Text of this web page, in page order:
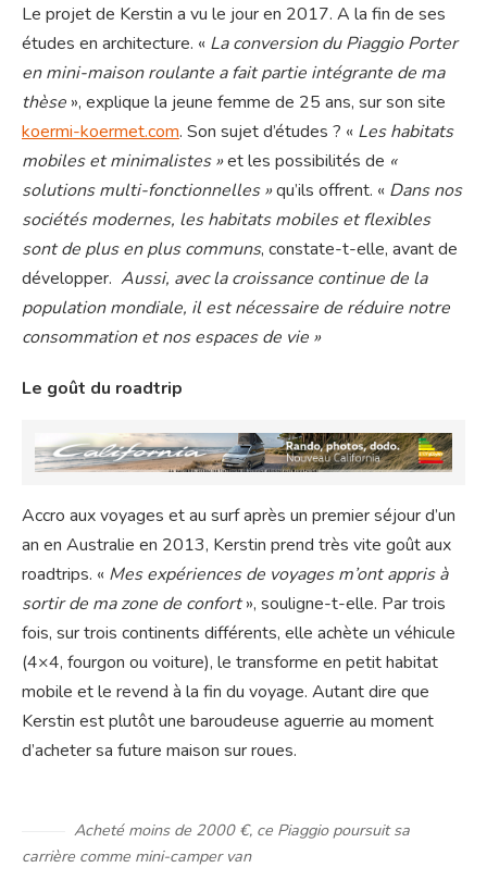
Le projet de Kerstin a vu le jour en 2017. A la fin de ses
études en architecture. « La conversion du Piaggio Porter
en mini-maison roulante a fait partie intégrante de ma
thèse », explique la jeune femme de 25 ans, sur son site
koermi-koermet.com. Son sujet d’études ? « Les habitats
mobiles et minimalistes »et les possibilités de «
solutions multi-fonctionnelles »qu’ils offrent. « Dans nos
sociétés modernes, les habitats mobiles et flexibles
sont de plus en plus communs, constate-t-elle, avant de
développer. Aussi, avec la croissance continue de la
population mondiale, il est nécessaire de réduire notre
consommation et nos espaces de vie »
Le goût du roadtrip
Accro aux voyages et au surf après un premier séjour d’un
an en Australie en 2013, Kerstin prend très vite goût aux
roadtrips. « Mes expériences de voyages m’ont appris à
sortir de ma zone de confort», souligne-t-elle. Par trois
fois, sur trois continents différents, elle achète un véhicule
(4×4, fourgon ou voiture), le transforme en petit habitat
mobile et le revend à la fin du voyage. Autant dire que
Kerstin est plutôt une baroudeuse aguerrie au moment
d’acheter sa future maison sur roues.
Acheté moins de 2000 €, ce Piaggio poursuit sa
carrière comme mini-camper van